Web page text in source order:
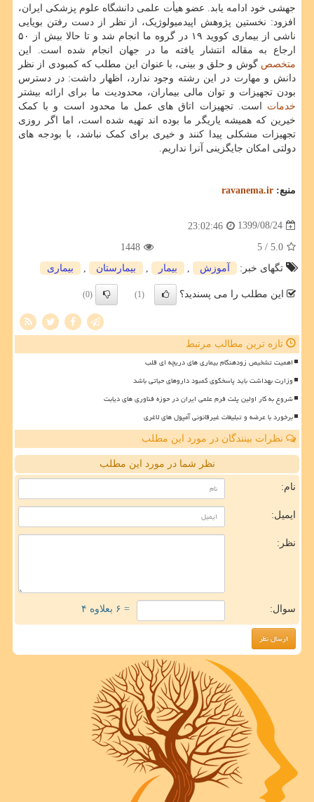
جهشی خود ادامه یابد. عضو هیأت علمی دانشگاه علوم پزشکی ایران،
افزود: نخستین پژوهش اپیدمیولوژیک، از نظر از دست رفتن بویایی
ناشی از بیماری کووید ۱۹ در گروه ما انجام شد و تا حالا بیش از ۵۰
ارجاع به مقاله انتشار یافته ما در جهان انجام شده است. این
متخصص گوش و حلق و بینی، با عنوان این مطلب که کمبودی از نظر
دانش و مهارت در این رشته وجود ندارد، اظهار داشت: در دسترس
بودن تجهیزات و توان مالی بیماران، محدودیت ما برای ارائه بیشتر
خدمات است. تجهیزات اتاق های عمل ما محدود است و با کمک
خیرین که همیشه یاریگر ما بوده اند تهیه شده است، اما اگر روزی
تجهیزات مشکلی پیدا کنند و خیری برای کمک نباشد، با بودجه های
دولتی امکان جایگزینی آنرا نداریم.
منبع: ravanema.ir
1399/08/24
23:02:46
5.0
/ 5
1448
تگهای خبر:
آموزش بیمار بیمارستان بیماری
این مطلب را می پسندید؟ (1)
(0)
تازه ترین مطالب مرتبط
اهمیت تشخیص زودهنگام بیماری های دریچه ای قلب
وزارت بهداشت باید پاسخگوی کمبود داروهای حیاتی باشد
شروع به کار اولین پلت فرم علمی ایران در حوزه فناوری های دیابت
برخورد با عرضه و تبلیغات غیرقانونی آمپول های لاغری
نظرات بینندگان در مورد این مطلب
نظر شما در مورد این مطلب
نام:
ایمیل:
نظر:
سوال: = ۶ بعلاوه ۴